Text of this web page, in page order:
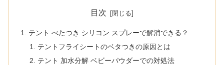
目次
テント べたつき シリコン スプレーで解消できる？
テントフライシートのベタつきの原因とは
テント 加水分解 ベビーパウダーでの対処法